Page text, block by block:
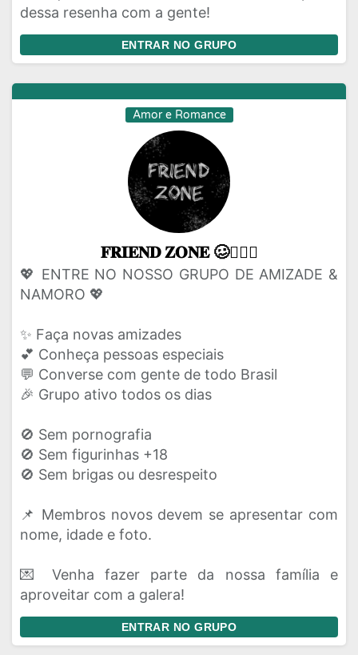
dessa resenha com a gente!
ENTRAR NO GRUPO
Amor e Romance
𝐅𝐑𝐈𝐄𝐍𝐃 𝐙𝐎𝐍𝐄 🥴👩‍❤️‍👨
💖 ENTRE NO NOSSO GRUPO DE AMIZADE &
NAMORO 💖
✨ Faça novas amizades
💕 Conheça pessoas especiais
💬 Converse com gente de todo Brasil
🎉 Grupo ativo todos os dias
🚫 Sem pornografia
🚫 Sem figurinhas +18
🚫 Sem brigas ou desrespeito
📌 Membros novos devem se apresentar com
nome, idade e foto.
💌 Venha fazer parte da nossa família e
aproveitar com a galera!
ENTRAR NO GRUPO